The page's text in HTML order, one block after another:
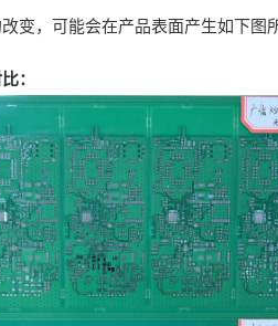
变，可能会在产品表面产生如下图
：